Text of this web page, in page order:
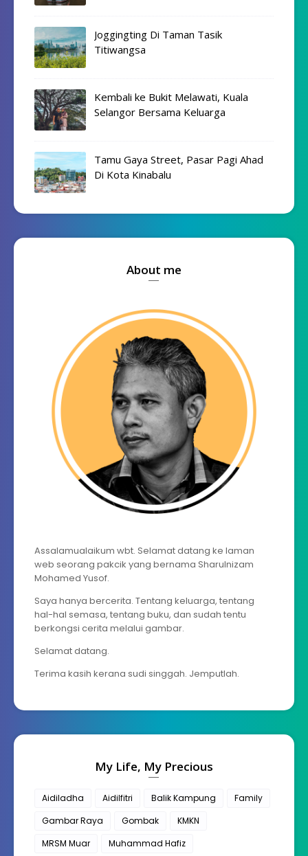
Joggingting Di Taman Tasik
Titiwangsa
Kembali ke Bukit Melawati, Kuala
Selangor Bersama Keluarga
Tamu Gaya Street, Pasar Pagi Ahad
Di Kota Kinabalu
About me
Assalamualaikum wbt. Selamat datang ke laman
web seorang pakcik yang bernama Sharulnizam
Mohamed Yusof.
Saya hanya bercerita. Tentang keluarga, tentang
hal-hal semasa, tentang buku, dan sudah tentu
berkongsi cerita melalui gambar.
Selamat datang.
Terima kasih kerana sudi singgah. Jemputlah.
My Life, My Precious
Aidiladha Aidilfitri Balik Kampung
Family
Gambar Raya
Gombak
KMKN
MRSM Muar
Muhammad Hafiz